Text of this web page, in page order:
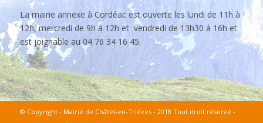
La mairie annexe à Cordéac est ouverte les lundi de 11h à
12h, mercredi de 9h à 12h et vendredi de 13h30 à 16h et
est joignable au 04 76 34 16 45.
© Copyright - Mairie de Châtel-en-Trièves - 2018 Tout droit réservé -